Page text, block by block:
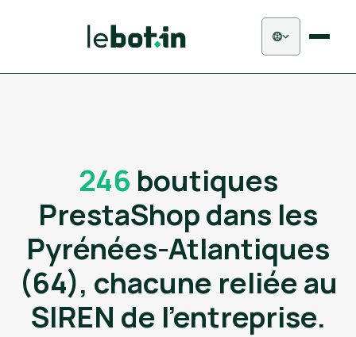
246 boutiques
PrestaShop dans les
Pyrénées-Atlantiques
(64), chacune reliée au
SIREN de l'entreprise.